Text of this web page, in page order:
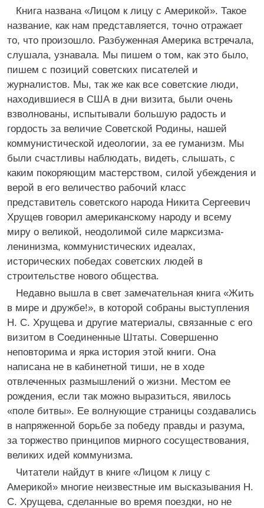
Книга названа «Лицом к лицу с Америкой». Такое
название, как нам представляется, точно отражает
то, что произошло. Разбуженная Америка встречала,
слушала, узнавала. Мы пишем о том, как это было,
пишем с позиций советских писателей и
журналистов. Мы, так же как все советские люди,
находившиеся в США в дни визита, были очень
взволнованы, испытывали большую радость и
гордость за величие Советской Родины, нашей
коммунистической идеологии, за ее гуманизм. Мы
были счастливы наблюдать, видеть, слышать, с
каким покоряющим мастерством, силой убеждения и
верой в его величество рабочий класс
представитель советского народа Никита Сергеевич
Хрущев говорил американскому народу и всему
миру о великой, неодолимой силе марксизма-
ленинизма, коммунистических идеалах,
исторических победах советских людей в
строительстве нового общества.
Недавно вышла в свет замечательная книга «Жить
в мире и дружбе!», в которой собраны выступления
Н. С. Хрущева и другие материалы, связанные с его
визитом в Соединенные Штаты. Совершенно
неповторима и ярка история этой книги. Она
написана не в кабинетной тиши, не в ходе
отвлеченных размышлений о жизни. Местом ее
рождения, если так можно выразиться, явилось
«поле битвы». Ее волнующие страницы создавались
в напряженной борьбе за победу правды и разума,
за торжество принципов мирного сосуществования,
великих идей коммунизма.
Читатели найдут в книге «Лицом к лицу с
Америкой» многие неизвестные им высказывания Н.
С. Хрущева, сделанные во время поездки, но не